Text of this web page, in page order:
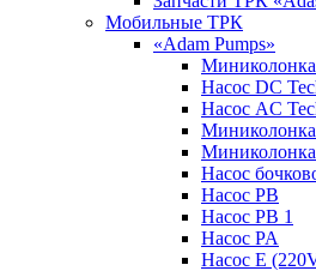
Мобильные ТРК
«Adam Pumps»
Насос DC
Насос AC
Миниколонка
Миниколонка
Насос
Насос PB
Насос PB 1
Насос PA
Насос E